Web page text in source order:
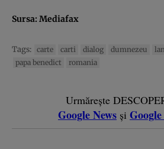
Sursa: Mediafax
Tags: carte carti dialog dumnezeu
papa benedict
romania
Urmărește
Google News și Google